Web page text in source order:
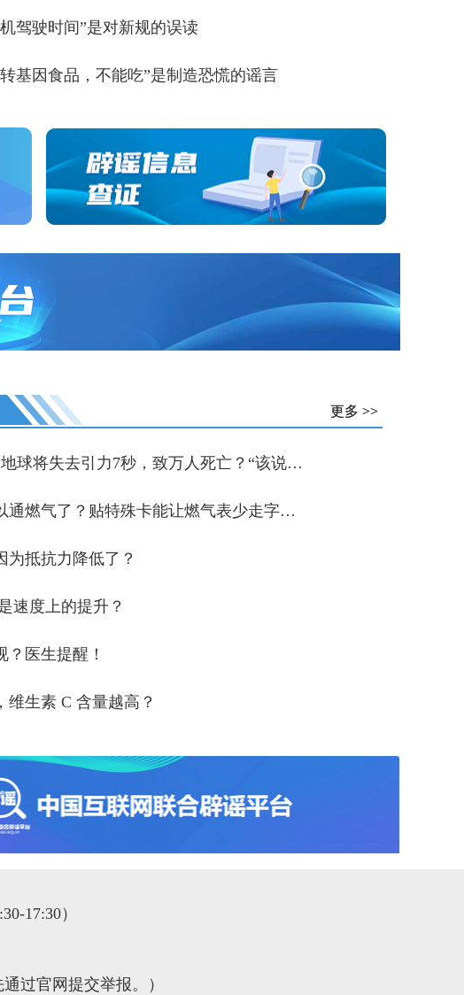
驾驶时间”是对新规的误读
基因食品，不能吃”是制造恐慌的谣言
更多 >>
更多 >>
2026年8月12日地球将失去引力7秒，致万人死亡？“该说法是借日全食来制造恐慌”
开放式厨房可以通燃气了？贴特殊卡能让燃气表少走字？专家解答
为抵抗力降低了？
速度上的提升？
？医生提醒！
维生素 C 含量越高？
17:30）
过官网提交举报。）